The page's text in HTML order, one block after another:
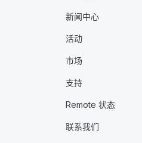
新闻中心
活动
市场
支持
Remote 状态
联系我们